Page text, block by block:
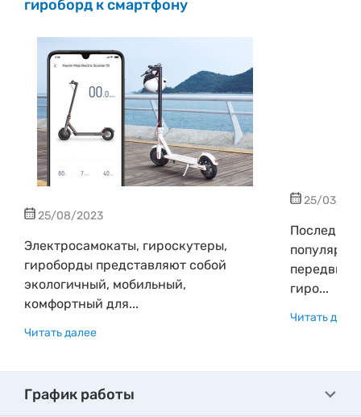
гироборд к смартфону
25/08/2023
Электросамокаты, гироскутеры,
гироборды представляют собой
экологичный, мобильный,
комфортный для...
Читать далее
25/03/
Последние
гиро...
Читать
График работы